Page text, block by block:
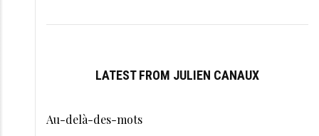
LATEST FROM JULIEN CANAUX
Au-delà-des-mots